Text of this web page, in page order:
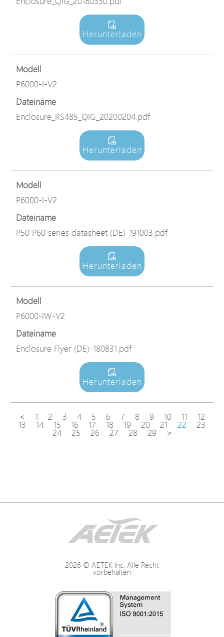
Herunterladen
Modell
P6000-I-V2
Dateiname
Enclosure_RS485_QIG_20200204.pdf
Herunterladen
Modell
P6000-I-V2
Dateiname
P50 P60 series datasheet (DE)-191003.pdf
Herunterladen
Modell
P6000-IW-V2
Dateiname
Enclosure Flyer (DE)-180831.pdf
Herunterladen
< 1 2 3 4 5 6 7 8 9 10 11 12
13 14 15 16 17 18 19 20 21 22 23
24 25 26 27 28 29 >
2026 © AETEK Inc. Alle Recht
vorbehalten